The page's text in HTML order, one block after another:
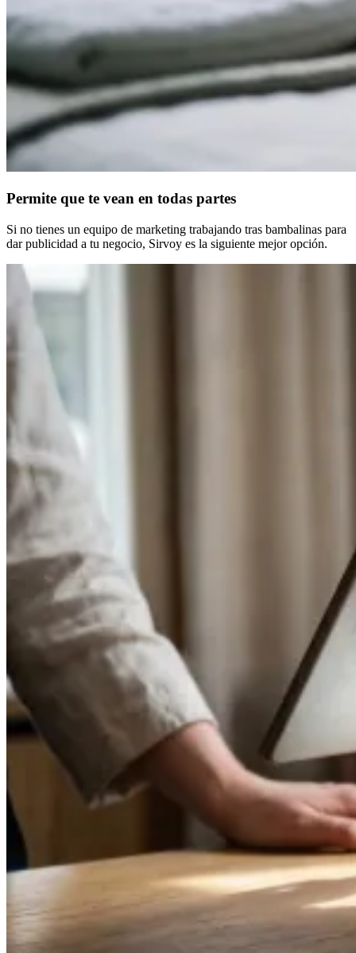
Permite que te vean en todas partes
Si no tienes un equipo de marketing trabajando tras bambalinas para
dar publicidad a tu negocio, Sirvoy es la siguiente mejor opción.